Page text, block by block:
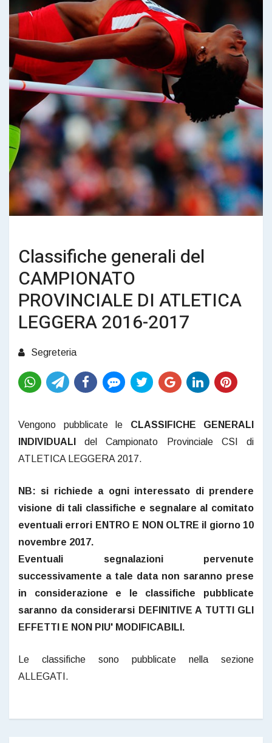
Classifiche generali del
CAMPIONATO
PROVINCIALE DI ATLETICA
LEGGERA 2016-2017
Segreteria
Vengono pubblicate le CLASSIFICHE GENERALI
INDIVIDUALI
del Campionato Provinciale CSI di
ATLETICA LEGGERA 2017.
NB: si richiede a ogni interessato di prendere
visione di tali classifiche e segnalare al comitato
eventuali errori ENTRO E NON OLTRE il giorno 10
novembre 2017.
Eventuali segnalazioni pervenute
successivamente a tale data non saranno prese
in considerazione e le classifiche pubblicate
saranno da considerarsi DEFINITIVE A TUTTI GLI
EFFETTI E NON PIU' MODIFICABILI.
Le classifiche sono pubblicate nella sezione
ALLEGATI.